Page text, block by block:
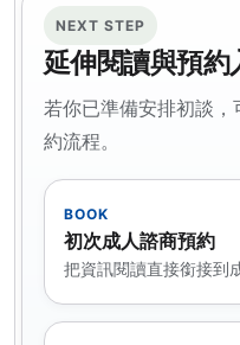
NEXT STEP
延伸閱讀與預約
若你已準備安排初談
約流程。
BOOK
初次成人諮商預約
把資訊閱讀直接銜接到